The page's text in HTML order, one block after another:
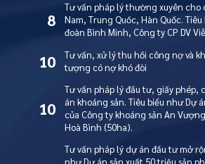
8
Tư vấn pháp lý thường xuyên cho
Nam, Trung Quốc, Hàn Quốc.
đoàn Bình Minh, Công ty CP DV
10
Tư vấn, xử lý thu hồi công nợ và
tượng có nợ khó đòi
10
Tư vấn pháp lý đầu tư, giấy
án khoáng sản. Tiêu biểu như Dự
của Công ty khoáng sản An
Hoà Bình (50ha).
Tư vấn pháp lý dự án đầu tư mở
như Dự án sản xuất 50 triệu sản